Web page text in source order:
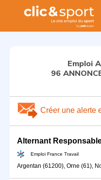
Emploi
96
Créer une alerte
Emploi France Travail
Argentan (61200), Orne (61),